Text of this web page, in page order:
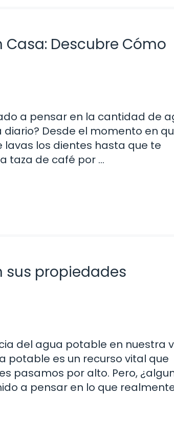
Descubre Cómo
a pensar en la cantidad de
diario? Desde el momento en
lavas los dientes hasta que te
taza de café por …
sus propiedades
del agua potable en nuestra
potable es un recurso vital que
pasamos por alto. Pero,
a pensar en lo que